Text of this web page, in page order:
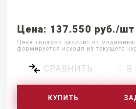
Цена: 137.550 руб./шт
Цена товаров зависит от
формируется исходя из текущего
СРАВНИТЬ ♡
КУПИТЬ